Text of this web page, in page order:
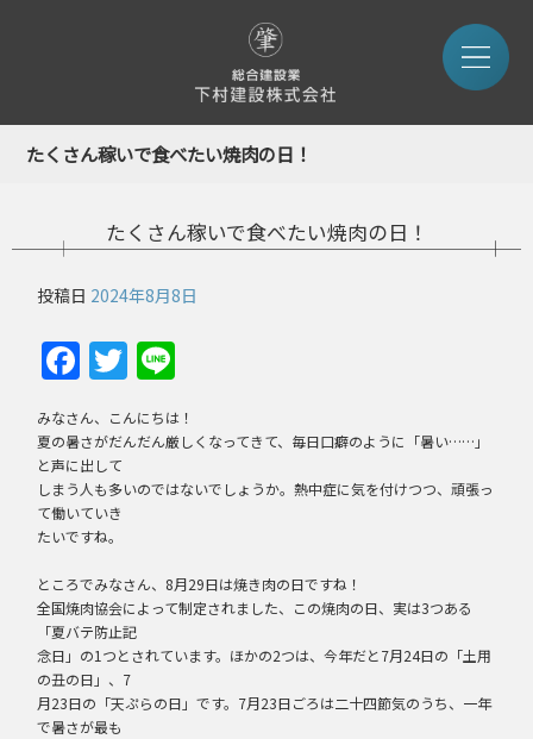
たくさん稼いで食べたい焼肉の日！
たくさん稼いで食べたい焼肉の日！
投稿日 2024年8月8日
Facebook
Twitter
みなさん、こんにちは！
夏の暑さがだんだん厳しくなってきて、毎日口癖のように「暑い……」
と声に出して
しまう人も多いのではないでしょうか。熱中症に気を付けつつ、頑張っ
て働いていき
たいですね。
ところでみなさん、8月29日は焼き肉の日ですね！
全国焼肉協会によって制定されました、この焼肉の日、実は3つある
「夏バテ防止記
念日」の1つとされています。ほかの2つは、今年だと7月24日の「土用
の丑の日」、7
月23日の「天ぷらの日」です。7月23日ごろは二十四節気のうち、一年
で暑さが最も